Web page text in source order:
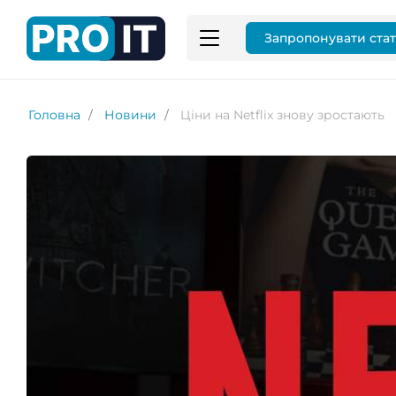
Запропонувати
Головна Новини Ціни на Netflix знову зростають